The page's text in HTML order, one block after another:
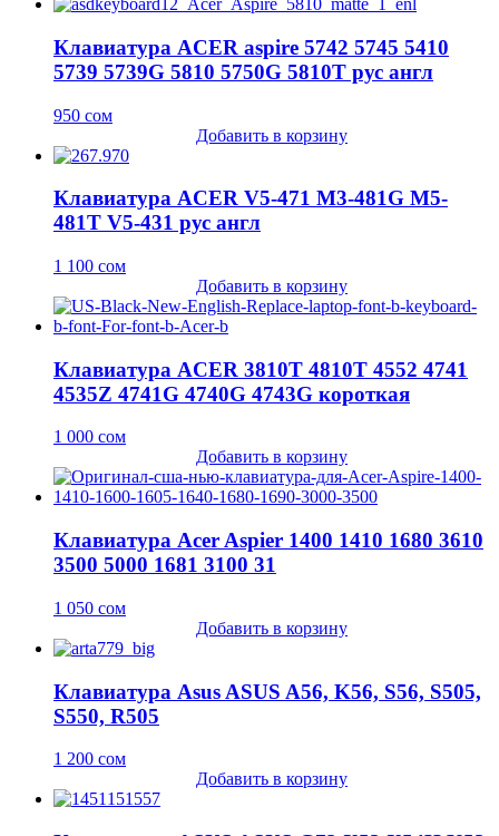
Клавиатура ACER aspire 5742 5745 5410
5739 5739G 5810 5750G 5810T рус англ
950 сом
Добавить в корзину
Клавиатура ACER V5-471 M3-481G M5-
481T V5-431 рус англ
1 100 сом
Добавить в корзину
Клавиатура ACER 3810T 4810T 4552 4741
4535Z 4741G 4740G 4743G короткая
1 000 сом
Добавить в корзину
Клавиатура Acer Aspier 1400 1410 1680 3610
3500 5000 1681 3100 31
1 050 сом
Добавить в корзину
Клавиатура Asus ASUS A56, K56, S56, S505,
S550, R505
1 200 сом
Добавить в корзину